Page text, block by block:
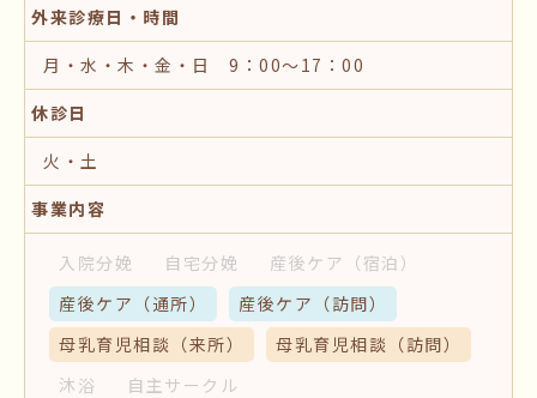
外来診療日・時間
月・水・木・金・日 9：00～17：00
休診日
火・土
事業内容
入院分娩 自宅分娩 産後ケア （宿泊）
産後ケア （通所） 産後ケア （訪問）
母乳育児相談 （来所） 母乳育児相談 （訪問）
沐浴
自主サークル